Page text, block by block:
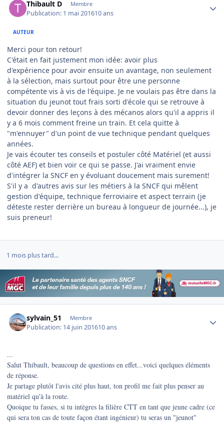
Thibault D Membre
Publication: 1 mai 201610 ans
AUTEUR
Merci pour ton retour!
C'était en fait justement mon idée: avoir plus
d'expérience pour avoir ensuite un avantage, non seulement
à la sélection, mais surtout pour être une personne
compétente vis à vis de l'équipe. Je ne voulais pas être dans la
situation du jeunot tout frais sorti d'école qui se retrouve à
devoir donner des leçons à des mécanos alors qu'il a appris il
y a 6 mois comment freine un train. Et cela quitte à
"m'ennuyer" d'un point de vue technique pendant quelques
années.
Je vais écouter tes conseils et postuler côté Matériel (et aussi
côté AEF) et bien voir ce qui se passe. J'ai vraiment envie
d'intégrer la SNCF en y évoluant doucement mais surement!
S'il y a d'autres avis sur les métiers à la SNCF qui mêlent
gestion d'équipe, technique ferroviaire et aspect terrain (je
déteste rester derrière un bureau à longueur de journée...), je
suis preneur!
1 mois plus tard...
sylvain_51 Membre
Publication: 14 juin 201610 ans
...
Salut Thibault, beaucoup de questions en effet...voici quelques éléments
de réponse.
Je partage plutôt l'avis cité plus haut, ton profil me fait plus penser au
matériel qu'à la route.
Quoique tu fasses, si tu intègres la filière CTT en tant que jeune cadre (ce
qui sera ton cas de toute façon étant ingénieur) tu seras un "jeunot"